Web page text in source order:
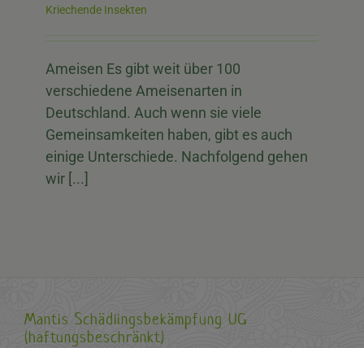
Kriechende Insekten
Ameisen Es gibt weit über 100
verschiedene Ameisenarten in
Deutschland. Auch wenn sie viele
Gemeinsamkeiten haben, gibt es auch
einige Unterschiede. Nachfolgend gehen
wir [...]
Mantis Schädlingsbekämpfung UG
(haftungsbeschränkt)